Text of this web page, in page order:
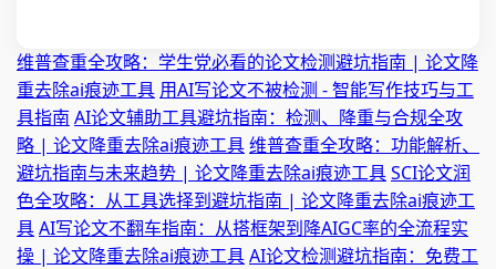
维普查重全攻略：学生党必看的论文检测避坑指南 | 论文降
重去除ai痕迹工具 用AI写论文不被检测 - 智能写作技巧与工
具指南 AI论文辅助工具避坑指南：检测、降重与合规全攻
略 | 论文降重去除ai痕迹工具维普查重全攻略：功能解析、
避坑指南与未来趋势 | 论文降重去除ai痕迹工具SCI论文润
色全攻略：从工具选择到避坑指南 | 论文降重去除ai痕迹工
具AI写论文不翻车指南：从搭框架到降AIGC率的全流程实
操 | 论文降重去除ai痕迹工具AI论文检测避坑指南：免费工